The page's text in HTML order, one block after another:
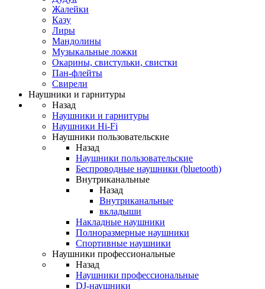
Жалейки
Казу
Лиры
Мандолины
Музыкальные ложки
Окарины, свистульки, свистки
Пан-флейты
Свирели
Наушники и гарнитуры
Назад
Наушники и гарнитуры
Наушники Hi-Fi
Наушники пользовательские
Назад
Наушники пользовательские
Беспроводные наушники (bluetooth)
Внутриканальные
Назад
Внутриканальные
вкладыши
Накладные наушники
Полноразмерные наушники
Спортивные наушники
Наушники профессиональные
Назад
Наушники профессиональные
DJ-наушники